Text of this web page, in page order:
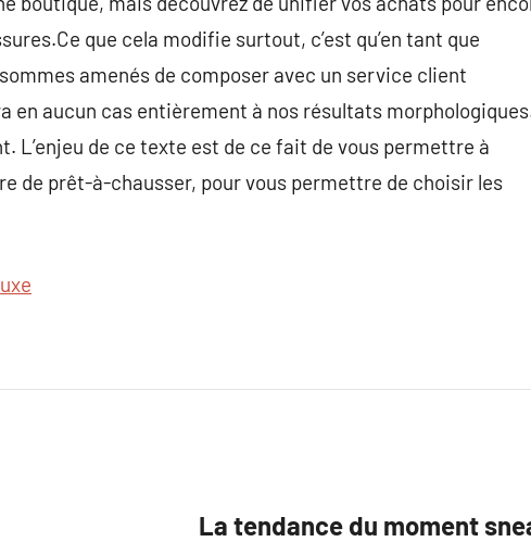
que cela modifie surtout, c’est qu’en tant que
amenés de composer avec un service client
en aucun cas entièrement à nos résultats
L’enjeu de ce texte est de ce fait de vous permettre à
de prêt-à-chausser, pour vous permettre de choisir les
La tendance du moment